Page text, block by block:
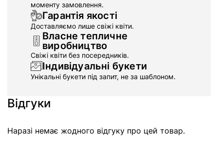
моменту замовлення.
Гарантія якості
Доставляємо лише свіжі квіти.
Власне тепличне
виробництво
Свіжі квіти без посередників.
Індивідуальні букети
Унікальні букети під запит, не за шаблоном.
Відгуки
Наразі немає жодного відгуку про цей товар.